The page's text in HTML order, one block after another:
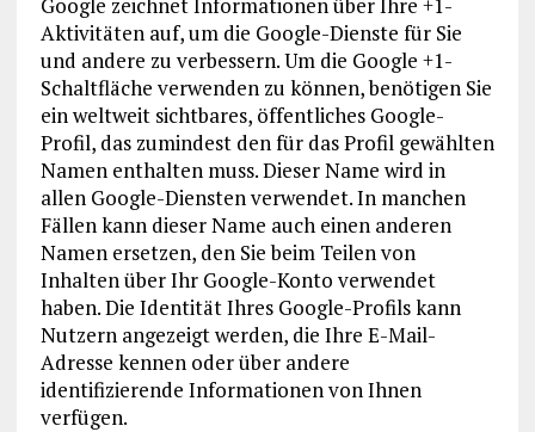
Aktivitäten auf, um die Google-Dienste für Sie
und andere zu verbessern. Um die Google +1-
Schaltfläche verwenden zu können, benötigen Sie
ein weltweit sichtbares, öffentliches Google-
Profil, das zumindest den für das Profil gewählten
Namen enthalten muss. Dieser Name wird in
allen Google-Diensten verwendet. In manchen
Fällen kann dieser Name auch einen anderen
Namen ersetzen, den Sie beim Teilen von
Inhalten über Ihr Google-Konto verwendet
haben. Die Identität Ihres Google-Profils kann
Nutzern angezeigt werden, die Ihre E-Mail-
Adresse kennen oder über andere
identifizierende Informationen von Ihnen
verfügen.